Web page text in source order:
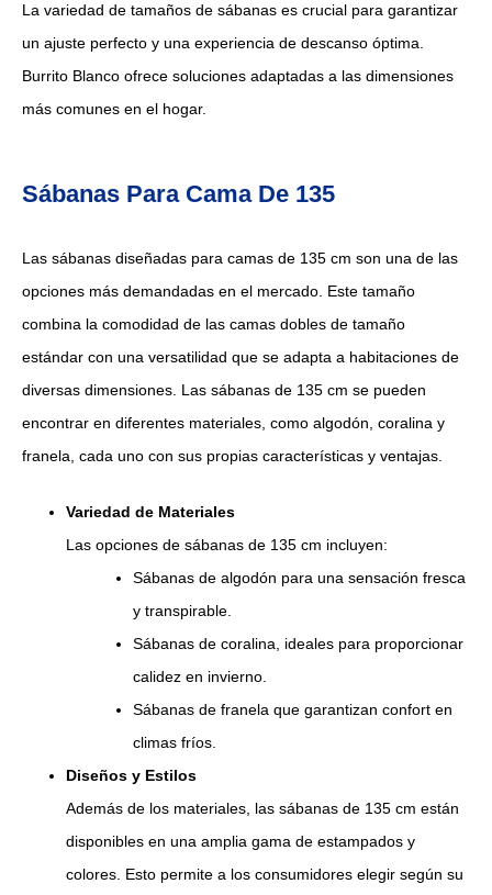
La variedad de tamaños de sábanas es crucial para garantizar
un ajuste perfecto y una experiencia de descanso óptima.
Burrito Blanco ofrece soluciones adaptadas a las dimensiones
más comunes en el hogar.
Sábanas Para Cama De 135
Las sábanas diseñadas para camas de 135 cm son una de las
opciones más demandadas en el mercado. Este tamaño
combina la comodidad de las camas dobles de tamaño
estándar con una versatilidad que se adapta a habitaciones de
diversas dimensiones. Las sábanas de 135 cm se pueden
encontrar en diferentes materiales, como algodón, coralina y
franela, cada uno con sus propias características y ventajas.
Variedad de Materiales
Las opciones de sábanas de 135 cm incluyen:
Sábanas de algodón para una sensación fresca
y transpirable.
Sábanas de coralina, ideales para proporcionar
calidez en invierno.
Sábanas de franela que garantizan confort en
climas fríos.
Diseños y Estilos
Además de los materiales, las sábanas de 135 cm están
disponibles en una amplia gama de estampados y
colores. Esto permite a los consumidores elegir según su